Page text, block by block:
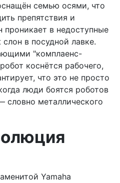
семью осями, что
препятствия и
проникает в недоступные
в посудной лавке.
"комплaенс-
коснётся рабочего,
что это не просто
люди боятся роботов
словно металлического
Yamaha